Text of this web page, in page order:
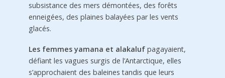
subsistance des mers démontées, des forêts
enneigées, des plaines balayées par les vents
glacés.
Les femmes yamana et alakaluf pagayaient,
défiant les vagues surgis de l’Antarctique, elles
s’approchaient des baleines tandis que leurs